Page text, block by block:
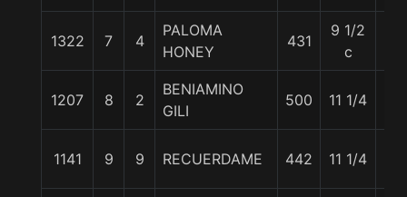
1322 7 4
PALOMA
HONEY
431
9 1/2
c
1207 8 2
BENIAMINO
GILI
500 11 1/4
1141 9 9 RECUERDAME 442 11 1/4